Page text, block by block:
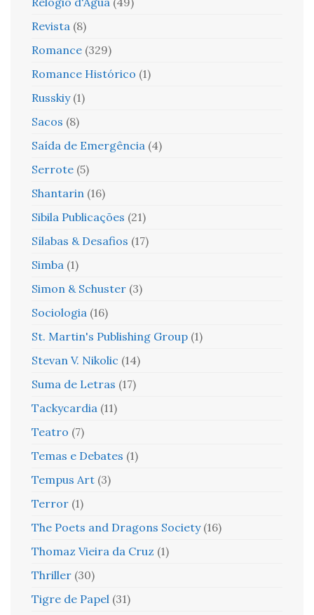
Revista (8)
Romance (329)
Romance Histórico (1)
Russkiy (1)
Sacos (8)
Saída de Emergência (4)
Serrote (5)
Shantarin (16)
Sibila Publicações (21)
Sílabas & Desafios (17)
Simba (1)
Simon & Schuster (3)
Sociologia (16)
St. Martin's Publishing Group (1)
Stevan V. Nikolic (14)
Suma de Letras (17)
Tackycardia (11)
Teatro (7)
Temas e Debates (1)
Tempus Art (3)
Terror (1)
The Poets and Dragons Society (16)
Thomaz Vieira da Cruz (1)
Thriller (30)
Tigre de Papel (31)